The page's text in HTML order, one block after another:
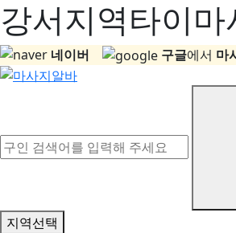
강서지역타이
네이버 구글에서 마
지역선택